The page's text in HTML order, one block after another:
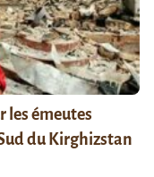
les émeutes
du Kirghizstan